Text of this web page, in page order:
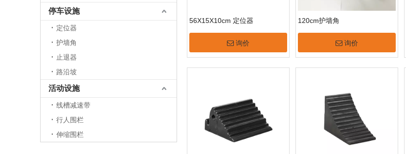
停车设施
定位器
护墙角
止退器
路沿坡
活动设施
线槽减速带
行人围栏
伸缩围栏
56X15X10cm 定位器
询价
120cm护墙角
询价